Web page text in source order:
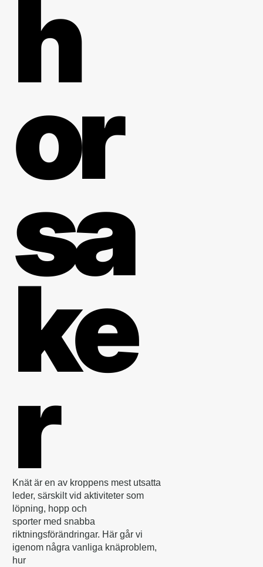
h
or
sa
ke
r
Knät är en av kroppens mest utsatta
leder, särskilt vid aktiviteter som
löpning, hopp och
sporter med snabba
riktningsförändringar. Här går vi
igenom några vanliga knäproblem,
hur